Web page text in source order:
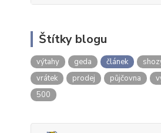
Štítky blogu
výtahy geda článek
vrátek
prodej půjčovna
500